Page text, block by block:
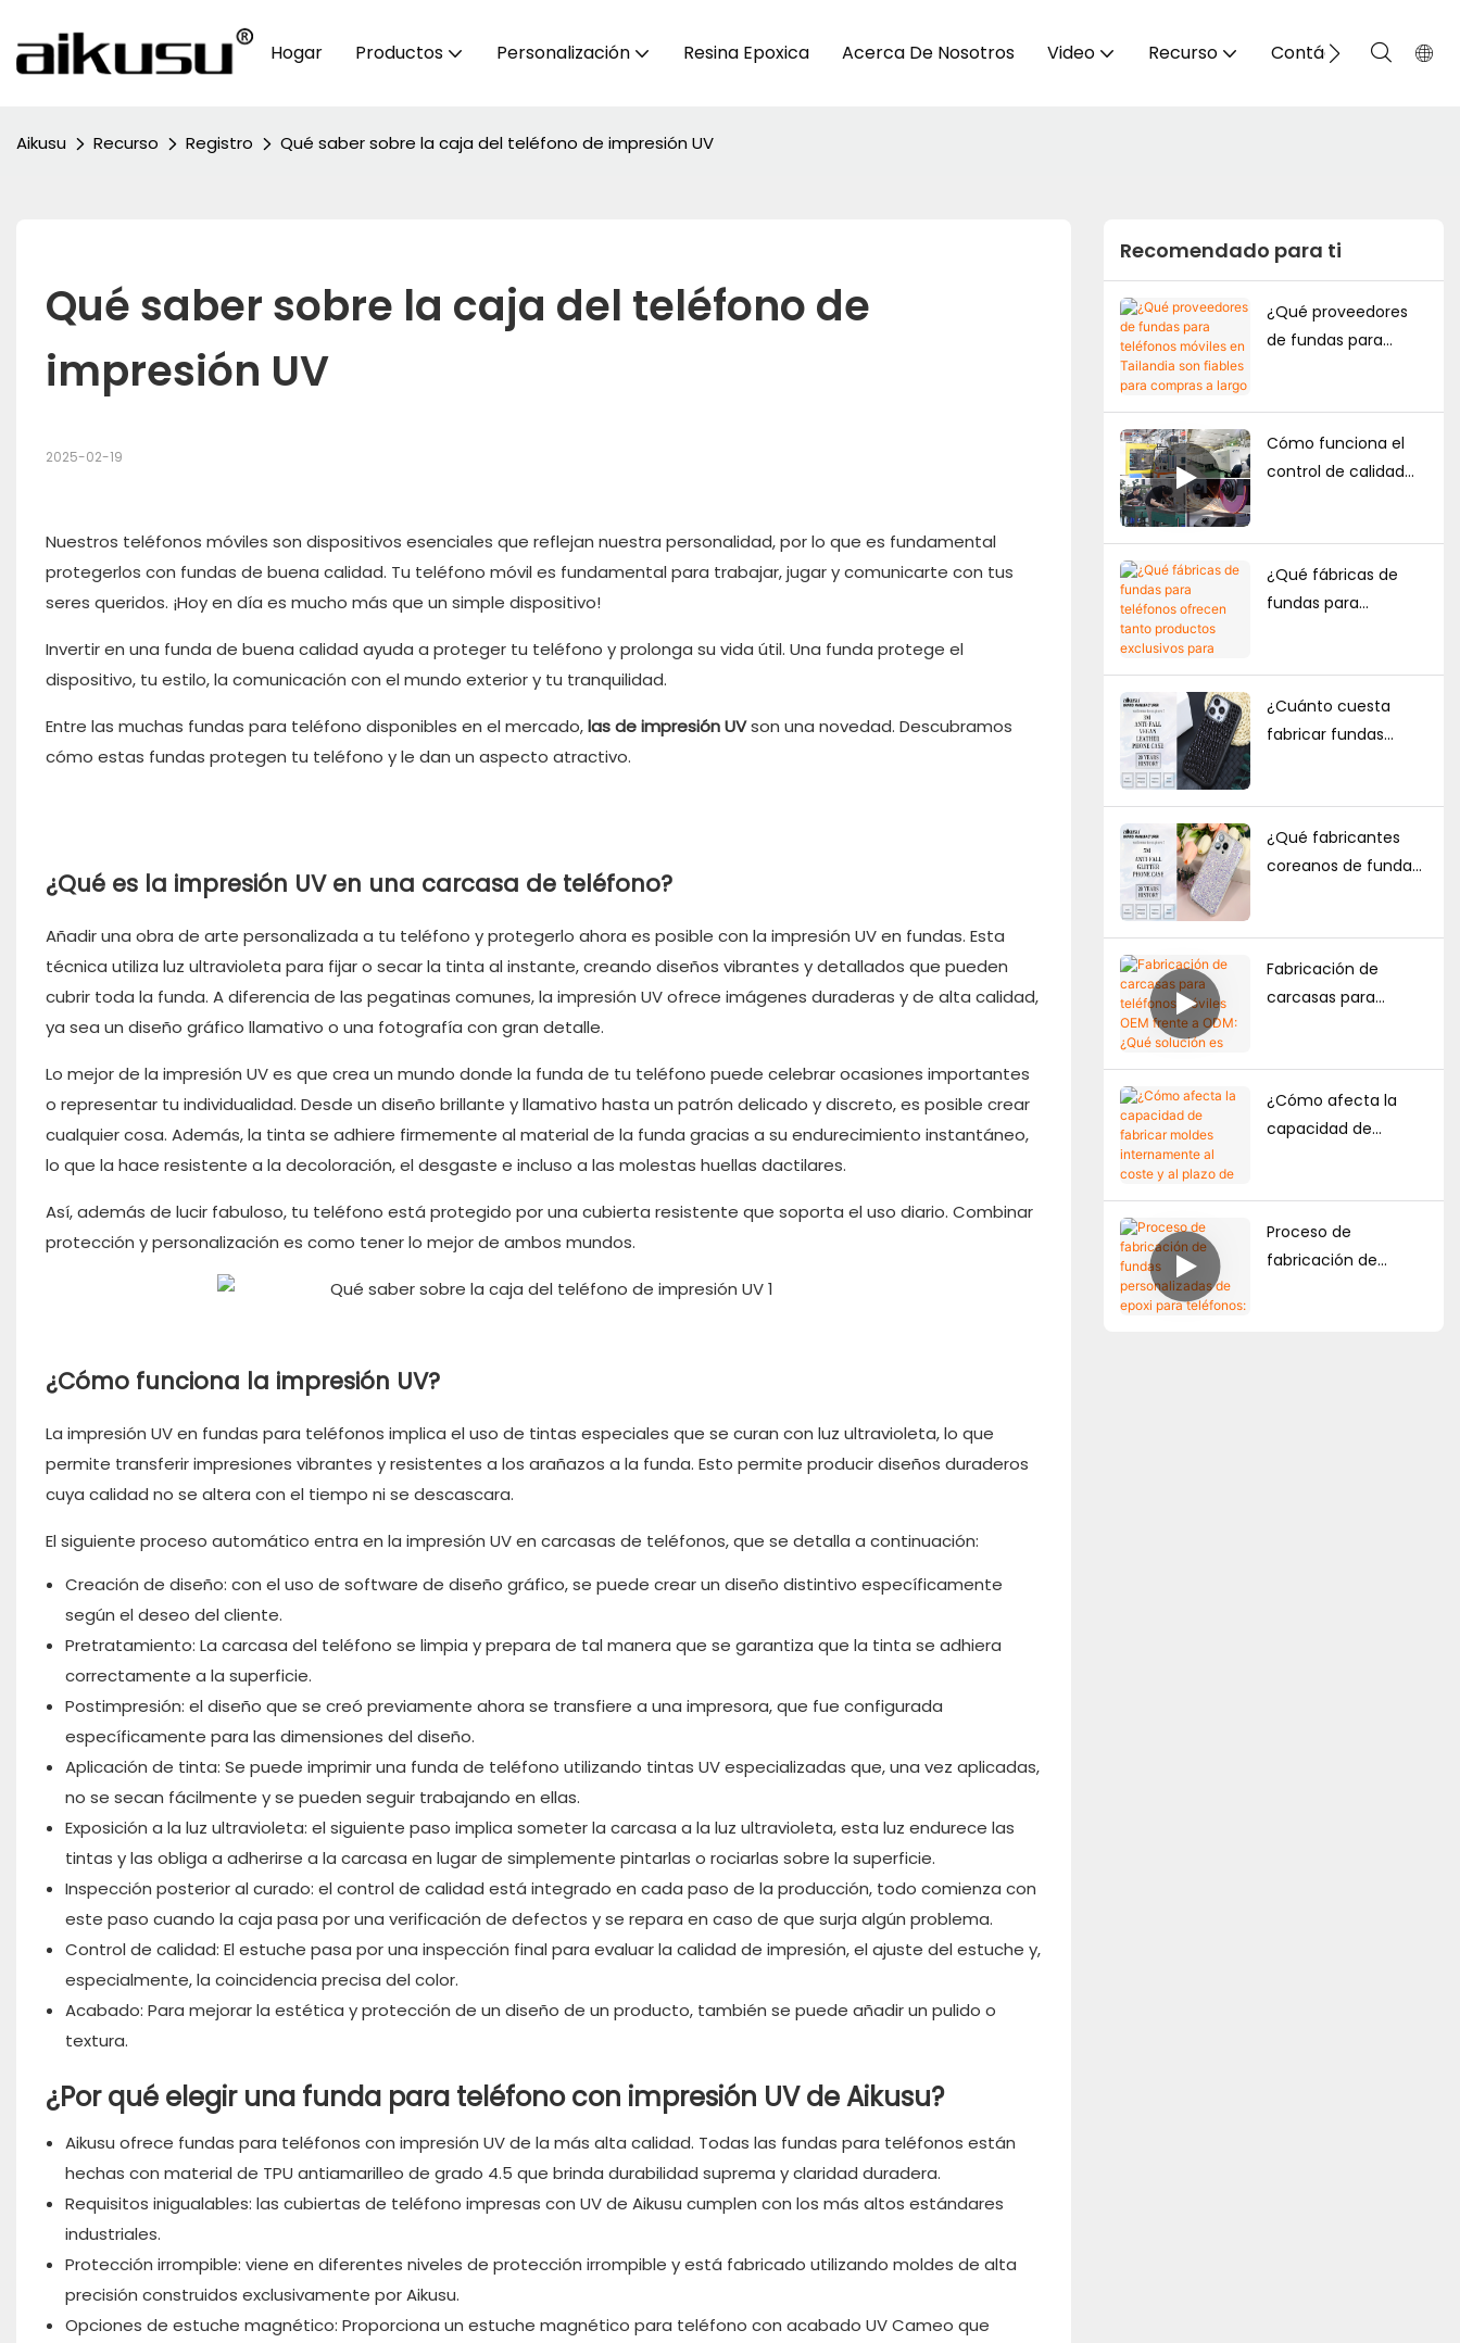
Hogar Productos Personalización Resina Epoxica Acerca De Nosotros Video Recurso Contáctenos
Aikusu Recurso Registro Qué saber sobre la caja del teléfono de impresión UV
Qué saber sobre la caja del teléfono de
impresión UV
2025-02-19
Nuestros teléfonos móviles son dispositivos esenciales que reflejan nuestra personalidad, por lo que es fundamental
protegerlos con fundas de buena calidad. Tu teléfono móvil es fundamental para trabajar, jugar y comunicarte con tus
seres queridos. ¡Hoy en día es mucho más que un simple dispositivo!
Invertir en una funda de buena calidad ayuda a proteger tu teléfono y prolonga su vida útil. Una funda protege el
dispositivo, tu estilo, la comunicación con el mundo exterior y tu tranquilidad.
Entre las muchas fundas para teléfono disponibles en el mercado,las de impresión UVson una novedad. Descubramos
cómo estas fundas protegen tu teléfono y le dan un aspecto atractivo.
¿Qué es la impresión UV en una carcasa de teléfono?
Añadir una obra de arte personalizada a tu teléfono y protegerlo ahora es posible con la impresión UV en fundas. Esta
técnica utiliza luz ultravioleta para fijar o secar la tinta al instante, creando diseños vibrantes y detallados que pueden
cubrir toda la funda. A diferencia de las pegatinas comunes, la impresión UV ofrece imágenes duraderas y de alta calidad,
ya sea un diseño gráfico llamativo o una fotografía con gran detalle.
Lo mejor de la impresión UV es que crea un mundo donde la funda de tu teléfono puede celebrar ocasiones importantes
o representar tu individualidad. Desde un diseño brillante y llamativo hasta un patrón delicado y discreto, es posible crear
cualquier cosa. Además, la tinta se adhiere firmemente al material de la funda gracias a su endurecimiento instantáneo,
lo que la hace resistente a la decoloración, el desgaste e incluso a las molestas huellas dactilares.
Así, además de lucir fabuloso, tu teléfono está protegido por una cubierta resistente que soporta el uso diario. Combinar
protección y personalización es como tener lo mejor de ambos mundos.
¿Cómo funciona la impresión UV?
La impresión UV en fundas para teléfonos implica el uso de tintas especiales que se curan con luz ultravioleta, lo que
permite transferir impresiones vibrantes y resistentes a los arañazos a la funda. Esto permite producir diseños duraderos
cuya calidad no se altera con el tiempo ni se descascara.
El siguiente proceso automático entra en la impresión UV en carcasas de teléfonos, que se detalla a continuación:
Creación de diseño: con el uso de software de diseño gráfico, se puede crear un diseño distintivo específicamente
según el deseo del cliente.
Pretratamiento: La carcasa del teléfono se limpia y prepara de tal manera que se garantiza que la tinta se adhiera
correctamente a la superficie.
Postimpresión: el diseño que se creó previamente ahora se transfiere a una impresora, que fue configurada
específicamente para las dimensiones del diseño.
Aplicación de tinta: Se puede imprimir una funda de teléfono utilizando tintas UV especializadas que, una vez aplicadas,
no se secan fácilmente y se pueden seguir trabajando en ellas.
Exposición a la luz ultravioleta: el siguiente paso implica someter la carcasa a la luz ultravioleta, esta luz endurece las
tintas y las obliga a adherirse a la carcasa en lugar de simplemente pintarlas o rociarlas sobre la superficie.
Inspección posterior al curado: el control de calidad está integrado en cada paso de la producción, todo comienza con
este paso cuando la caja pasa por una verificación de defectos y se repara en caso de que surja algún problema.
Control de calidad: El estuche pasa por una inspección final para evaluar la calidad de impresión, el ajuste del estuche y,
especialmente, la coincidencia precisa del color.
Acabado: Para mejorar la estética y protección de un diseño de un producto, también se puede añadir un pulido o
textura.
¿Por qué elegir una funda para teléfono con impresión UV de Aikusu?
Aikusu ofrece fundas para teléfonos con impresión UV de la más alta calidad. Todas las fundas para teléfonos están
hechas con material de TPU antiamarilleo de grado 4.5 que brinda durabilidad suprema y claridad duradera.
Requisitos inigualables: las cubiertas de teléfono impresas con UV de Aikusu cumplen con los más altos estándares
industriales.
Protección irrompible: viene en diferentes niveles de protección irrompible y está fabricado utilizando moldes de alta
precisión construidos exclusivamente por Aikusu.
Opciones de estuche magnético: Proporciona un estuche magnético para teléfono con acabado UV Cameo que
Recomendado para ti
¿Qué proveedores
de fundas para
largo plazo?
Cómo funciona el
control de calidad
completa para
marcas
¿Qué fábricas de
fundas para
comercio
electrónico como
¿Cuánto cuesta
fabricar fundas
factores de precio y
guía de producción.
¿Qué fabricantes
coreanos de fundas
diseño?
Fabricación de
carcasas para
mejor para las
marcas?
¿Cómo afecta la
capacidad de
entrega de las
fundas
Proceso de
fabricación de